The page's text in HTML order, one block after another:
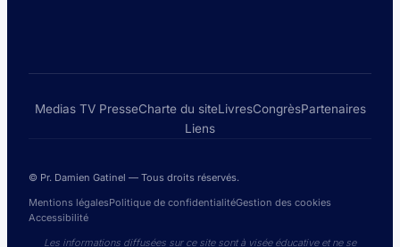
Medias TV PresseCharte du siteLivresCongrèsPartenaires
Liens
© Pr. Damien Gatinel — Tous droits réservés.
Mentions légalesPolitique de confidentialitéGestion des cookies
Accessibilité
Les informations diffusées sur ce site sont à visée éducative et ne se